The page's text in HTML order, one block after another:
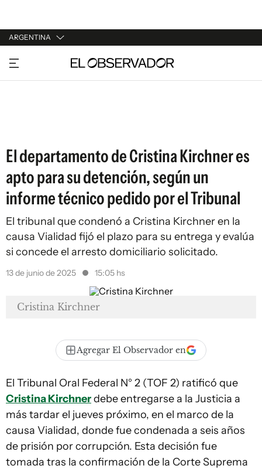
ARGENTINA
URUGUAY
ARGENTINA
El departamento de Cristina Kirchner es
apto para su detención, según un
informe técnico pedido por el Tribunal
El tribunal que condenó a Cristina Kirchner en la
causa Vialidad fijó el plazo para su entrega y evalúa
si concede el arresto domiciliario solicitado.
13 de junio de 2025 15:05 hs
Cristina Kirchner
Agregar El Observador en
El Tribunal Oral Federal N° 2 (TOF 2) ratificó que
Cristina Kirchnerdebe entregarse a la Justicia a
más tardar el jueves próximo, en el marco de la
causa Vialidad, donde fue condenada a seis años
de prisión por corrupción. Esta decisión fue
tomada tras la confirmación de la Corte Suprema